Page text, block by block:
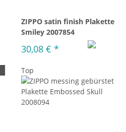
ZIPPO satin finish Plakette
Smiley 2007854
30,08 € *
Top